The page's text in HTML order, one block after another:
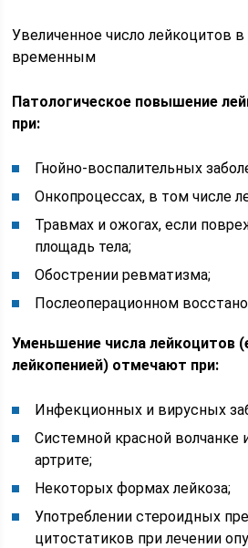
Увеличенное число лейкоцитов
временным
Патологическое повышение
при:
Гнойно-воспалительных
Онкопроцессах, в том числе
Травмах и ожогах, если
площадь тела;
Обострении ревматизма;
Послеоперационном
Уменьшение числа лейкоцитов
лейкопенией) отмечают при:
Инфекционных и вирусных
Системной красной
артрите;
Некоторых формах лейкоза;
Употреблении стероидных
цитостатиков при лечении